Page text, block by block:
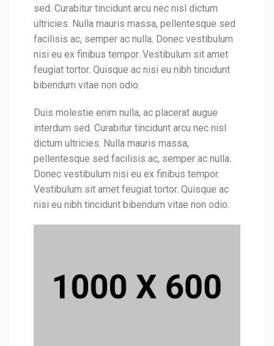
sed. Curabitur tincidunt arcu nec nisl dictum
ultricies. Nulla mauris massa, pellentesque sed
facilisis ac, semper ac nulla. Donec vestibulum
nisi eu ex finibus tempor. Vestibulum sit amet
feugiat tortor. Quisque ac nisi eu nibh tincidunt
bibendum vitae non odio.
Duis molestie enim nulla, ac placerat augue
interdum sed. Curabitur tincidunt arcu nec nisl
dictum ultricies. Nulla mauris massa,
pellentesque sed facilisis ac, semper ac nulla.
Donec vestibulum nisi eu ex finibus tempor.
Vestibulum sit amet feugiat tortor. Quisque ac
nisi eu nibh tincidunt bibendum vitae non odio.